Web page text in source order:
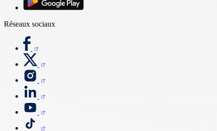
Réseaux sociaux